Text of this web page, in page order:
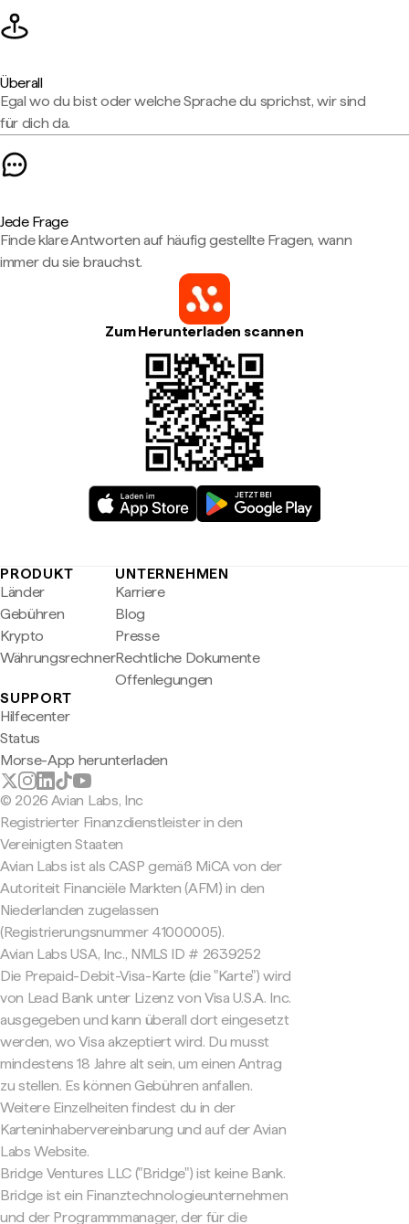
Überall
Egal wo du bist oder welche Sprache du sprichst, wir sind
für dich da.
Jede Frage
Finde klare Antworten auf häufig gestellte Fragen, wann
immer du sie brauchst.
Zum Herunterladen scannen
PRODUKT
Länder
Gebühren
Krypto
Währungsrechner
UNTERNEHMEN
Karriere
Blog
Presse
Rechtliche Dokumente
Offenlegungen
SUPPORT
Hilfecenter
Status
Morse-App herunterladen
© 2026 Avian Labs, Inc
Registrierter Finanzdienstleister in den
Vereinigten Staaten
Avian Labs ist als CASP gemäß MiCA von der
Autoriteit Financiële Markten (AFM) in den
Niederlanden zugelassen
(Registrierungsnummer 41000005).
Avian Labs USA, Inc., NMLS ID # 2639252
Die Prepaid-Debit-Visa-Karte (die "Karte") wird
von Lead Bank unter Lizenz von Visa U.S.A. Inc.
ausgegeben und kann überall dort eingesetzt
werden, wo Visa akzeptiert wird. Du musst
mindestens 18 Jahre alt sein, um einen Antrag
zu stellen. Es können Gebühren anfallen.
Weitere Einzelheiten findest du in der
Karteninhabervereinbarung und auf der Avian
Labs Website.
Bridge Ventures LLC ("Bridge") ist keine Bank.
Bridge ist ein Finanztechnologieunternehmen
und der Programmmanager, der für die